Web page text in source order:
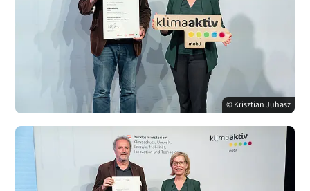
© Krisztian Juhasz